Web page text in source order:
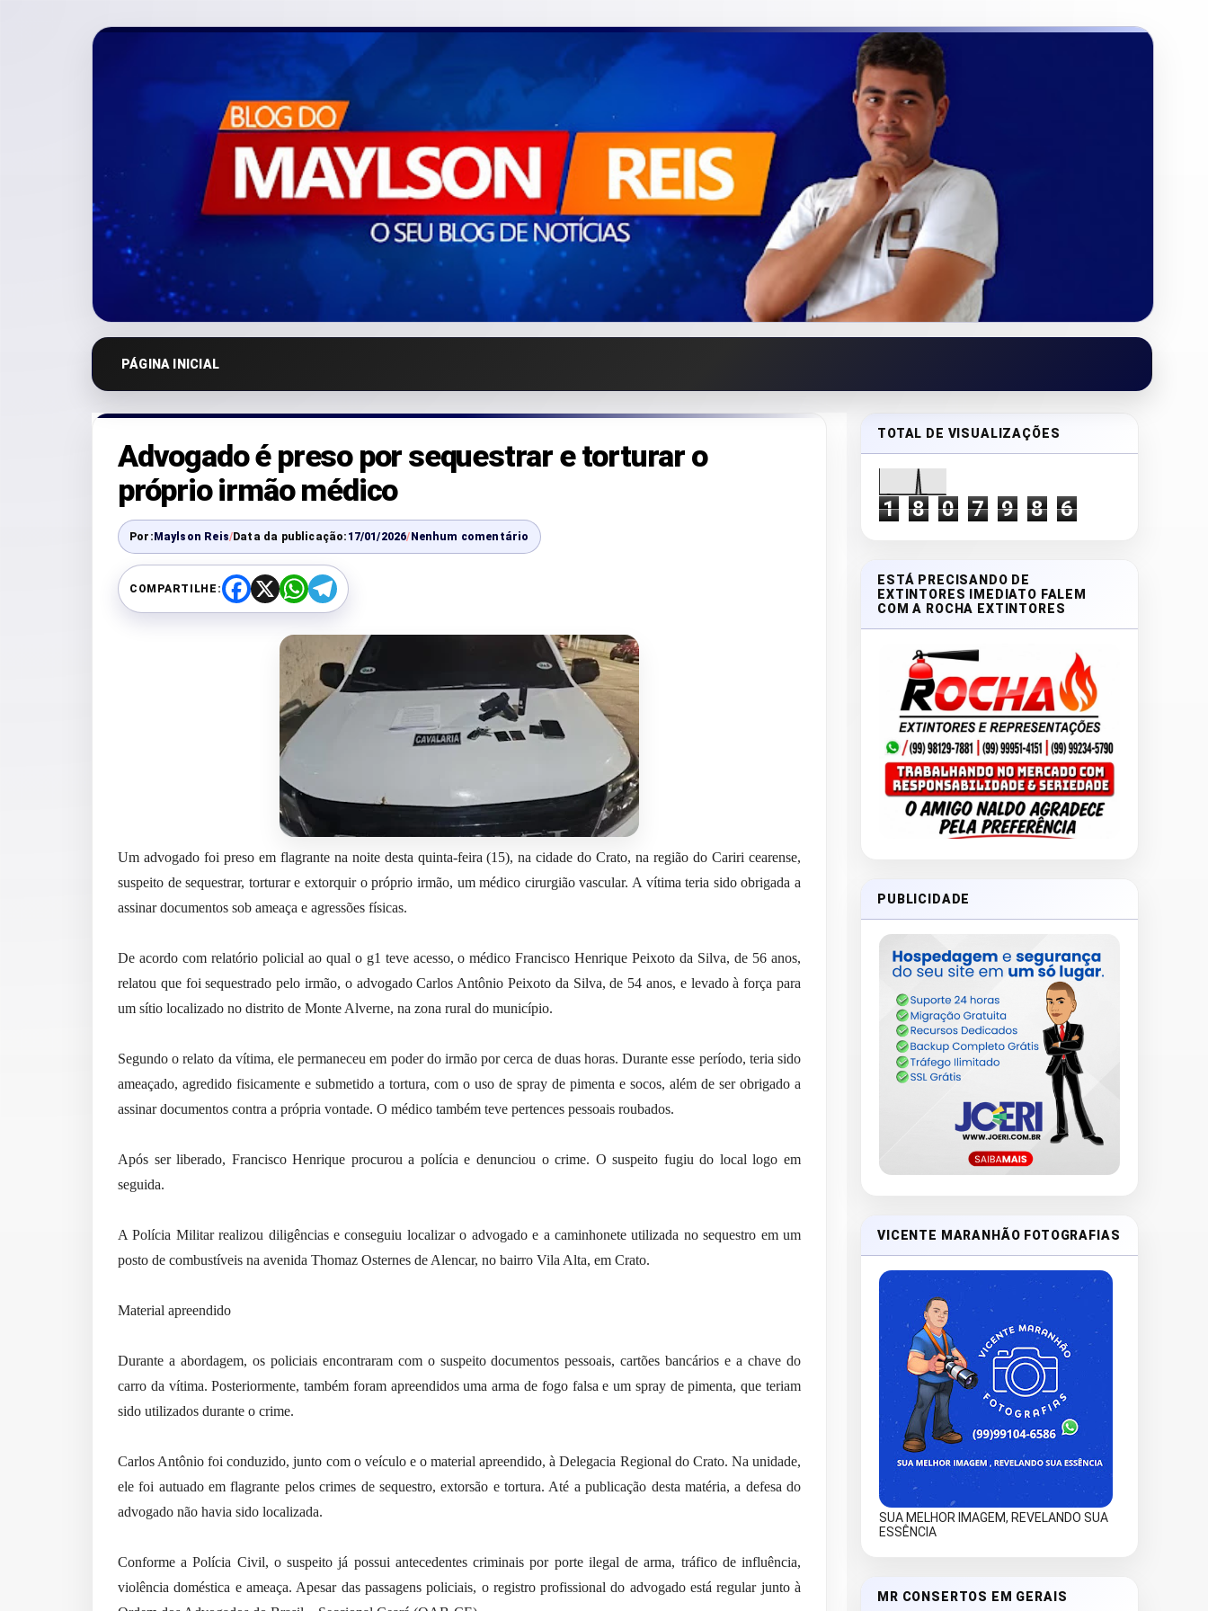
PÁGINA INICIAL
Advogado é preso por sequestrar e torturar o
próprio irmão médico
Por:Maylson Reis/Data da publicação: 17/01/2026/Nenhum comentário
COMPARTILHE:
F
a
X
W
h
t
s
A
p
p
T
e
e
r
a
m
Um advogado foi preso em flagrante na noite desta quinta-feira (15), na cidade do Crato, na região do Cariri cearense,
suspeito de sequestrar, torturar e extorquir o próprio irmão, um médico cirurgião vascular. A vítima teria sido obrigada a
assinar documentos sob ameaça e agressões físicas.
De acordo com relatório policial ao qual o g1 teve acesso, o médico Francisco Henrique Peixoto da Silva, de 56 anos,
relatou que foi sequestrado pelo irmão, o advogado Carlos Antônio Peixoto da Silva, de 54 anos, e levado à força para
um sítio localizado no distrito de Monte Alverne, na zona rural do município.
Segundo o relato da vítima, ele permaneceu em poder do irmão por cerca de duas horas. Durante esse período, teria sido
ameaçado, agredido fisicamente e submetido a tortura, com o uso de spray de pimenta e socos, além de ser obrigado a
assinar documentos contra a própria vontade. O médico também teve pertences pessoais roubados.
Após ser liberado, Francisco Henrique procurou a polícia e denunciou o crime. O suspeito fugiu do local logo em
seguida.
A Polícia Militar realizou diligências e conseguiu localizar o advogado e a caminhonete utilizada no sequestro em um
posto de combustíveis na avenida Thomaz Osternes de Alencar, no bairro Vila Alta, em Crato.
Material apreendido
Durante a abordagem, os policiais encontraram com o suspeito documentos pessoais, cartões bancários e a chave do
carro da vítima. Posteriormente, também foram apreendidos uma arma de fogo falsa e um spray de pimenta, que teriam
sido utilizados durante o crime.
Carlos Antônio foi conduzido, junto com o veículo e o material apreendido, à Delegacia Regional do Crato. Na unidade,
ele foi autuado em flagrante pelos crimes de sequestro, extorsão e tortura. Até a publicação desta matéria, a defesa do
advogado não havia sido localizada.
Conforme a Polícia Civil, o suspeito já possui antecedentes criminais por porte ilegal de arma, tráfico de influência,
violência doméstica e ameaça. Apesar das passagens policiais, o registro profissional do advogado está regular junto à
TOTAL DE VISUALIZAÇÕES
1 8 0 7 9 8 6
ESTÁ PRECISANDO DE
EXTINTORES IMEDIATO FALEM
COM A ROCHA EXTINTORES
PUBLICIDADE
VICENTE MARANHÃO FOTOGRAFIAS
SUA MELHOR IMAGEM, REVELANDO SUA
ESSÊNCIA
MR CONSERTOS EM GERAIS